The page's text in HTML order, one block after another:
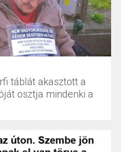
táblát akasztott a
osztja mindenki a